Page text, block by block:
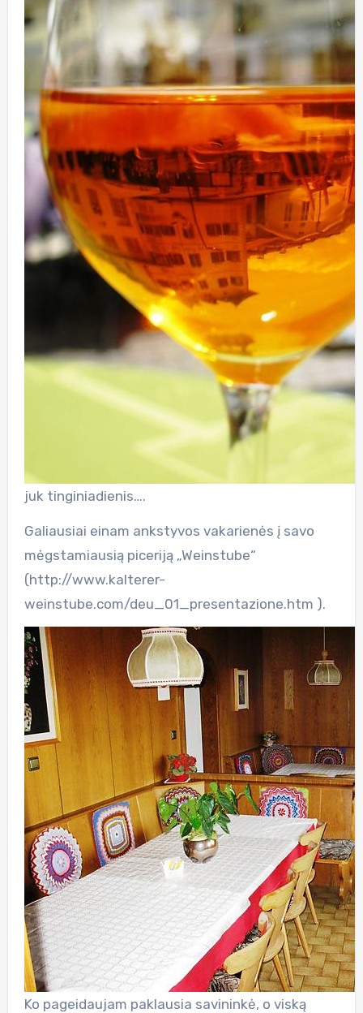
juk tinginiadienis….
Galiausiai einam ankstyvos vakarienės į savo
mėgstamiausią piceriją „Weinstube“
(http://www.kalterer-
weinstube.com/deu_01_presentazione.htm ).
Ko pageidaujam paklausia savininkė, o viską